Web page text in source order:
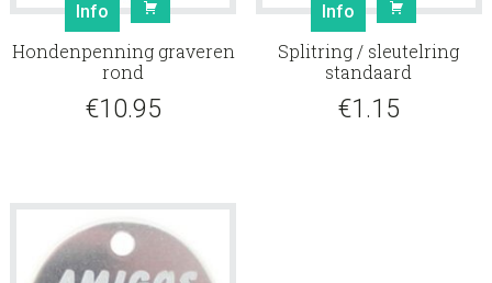
Info
Hondenpenning graveren
rond
€10.95
Info
Splitring / sleutelring
standaard
€1.15